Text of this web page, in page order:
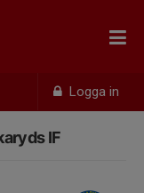
Logga in
IF